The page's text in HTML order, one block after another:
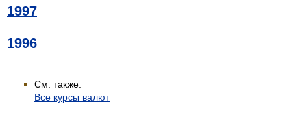
1997
1996
См. также:
Все курсы валют